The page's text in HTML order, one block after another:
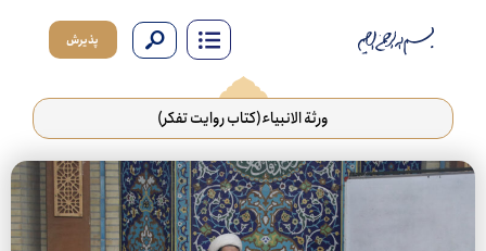
ورثة الانبیاء(کتاب روایت تفکر)